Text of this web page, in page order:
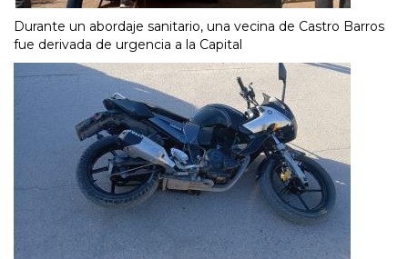
Durante un abordaje sanitario, una vecina de Castro Barros
fue derivada de urgencia a la Capital